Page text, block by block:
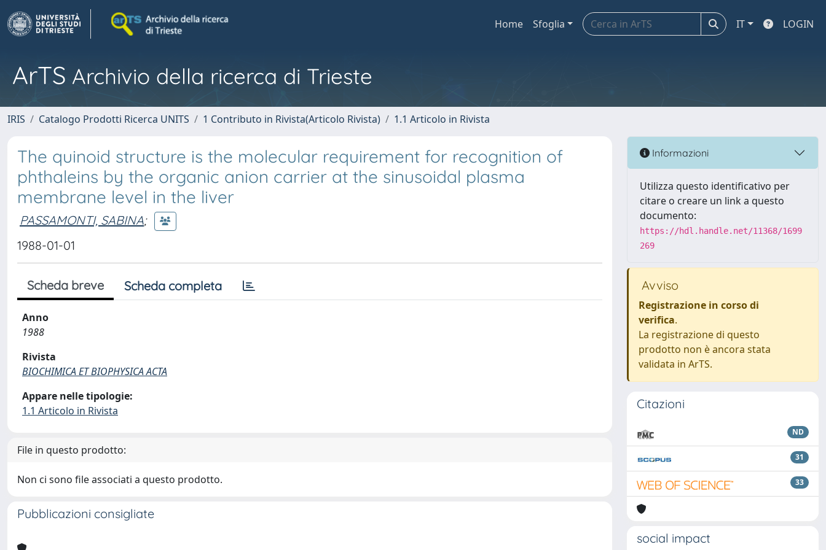
Home Sfoglia IT LOGIN
ArTS Archivio della ricerca di Trieste
IRIS Catalogo Prodotti Ricerca UNITS 1 Contributo in Rivista(Articolo Rivista) 1.1 Articolo in Rivista
The quinoid structure is the molecular requirement for recognition of
phthaleins by the organic anion carrier at the sinusoidal plasma
membrane level in the liver
PASSAMONTI, SABINA;
1988-01-01
Scheda breve Scheda completa
Anno
1988
Rivista
BIOCHIMICA ET BIOPHYSICA ACTA
Appare nelle tipologie:
1.1 Articolo in Rivista
File in questo prodotto:
Non ci sono file associati a questo prodotto.
Pubblicazioni consigliate
Informazioni
Utilizza questo identificativo per
citare o creare un link a questo
documento:
https://hdl.handle.net/11368/1699
269
Avviso
Registrazione in corso di
verifica.
La registrazione di questo
prodotto non è ancora stata
validata in ArTS.
Citazioni
ND
31
33
social impact